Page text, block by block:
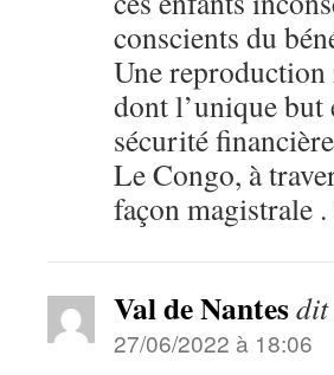
conscients du
Une
dont l’unique but
sécurité
Le Congo, à
façon magistrale .
Val de Nantes
27/06/2022 à 18:06